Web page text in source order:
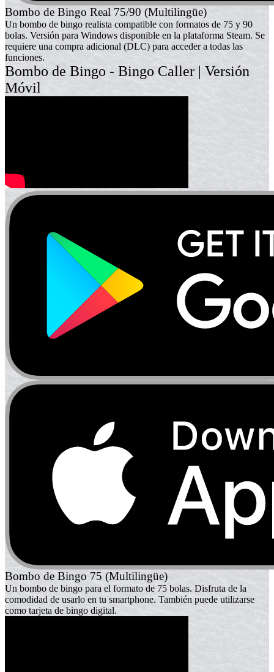
Bombo de Bingo Real 75/90 (Multilingüe)
Un bombo de bingo realista compatible con formatos de 75 y 90
bolas. Versión para Windows disponible en la plataforma Steam. Se
requiere una compra adicional (DLC) para acceder a todas las
funciones.
Bombo de Bingo - Bingo Caller | Versión
Móvil
Bombo de Bingo 75 (Multilingüe)
Un bombo de bingo para el formato de 75 bolas. Disfruta de la
comodidad de usarlo en tu smartphone. También puede utilizarse
como tarjeta de bingo digital.